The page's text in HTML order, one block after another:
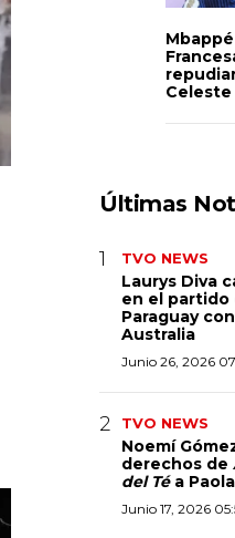
Celeste
Últimas
TVO NEWS
Laurys Diva
en el partido
Paraguay
Australia
Junio 26, 2026
TVO NEWS
Noemí
derechos de
del Té a
Junio 17, 2026